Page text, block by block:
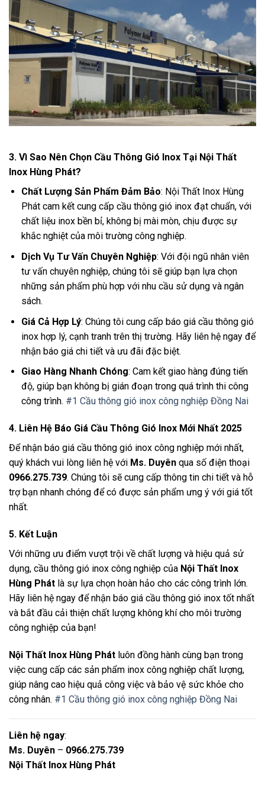
3. Vì Sao Nên Chọn Cầu Thông Gió Inox Tại Nội Thất
Inox Hùng Phát?
Chất Lượng Sản Phẩm Đảm Bảo: Nội Thất Inox Hùng
Phát cam kết cung cấp cầu thông gió inox đạt chuẩn, với
chất liệu inox bền bỉ, không bị mài mòn, chịu được sự
khắc nghiệt của môi trường công nghiệp.
Dịch Vụ Tư Vấn Chuyên Nghiệp: Với đội ngũ nhân viên
tư vấn chuyên nghiệp, chúng tôi sẽ giúp bạn lựa chọn
những sản phẩm phù hợp với nhu cầu sử dụng và ngân
sách.
Giá Cả Hợp Lý: Chúng tôi cung cấp báo giá cầu thông gió
inox hợp lý, cạnh tranh trên thị trường. Hãy liên hệ ngay để
nhận báo giá chi tiết và ưu đãi đặc biệt.
Giao Hàng Nhanh Chóng: Cam kết giao hàng đúng tiến
độ, giúp bạn không bị gián đoạn trong quá trình thi công
công trình. #1 Cầu thông gió inox công nghiệp Đồng Nai
4. Liên Hệ Báo Giá Cầu Thông Gió Inox Mới Nhất 2025
Để nhận báo giá cầu thông gió inox công nghiệp mới nhất,
quý khách vui lòng liên hệ với Ms. Duyên qua số điện thoại
0966.275.739. Chúng tôi sẽ cung cấp thông tin chi tiết và hỗ
trợ bạn nhanh chóng để có được sản phẩm ưng ý với giá tốt
nhất.
5. Kết Luận
Với những ưu điểm vượt trội về chất lượng và hiệu quả sử
dụng, cầu thông gió inox công nghiệp của Nội Thất Inox
Hùng Phát là sự lựa chọn hoàn hảo cho các công trình lớn.
Hãy liên hệ ngay để nhận báo giá cầu thông gió inox tốt nhất
và bắt đầu cải thiện chất lượng không khí cho môi trường
công nghiệp của bạn!
Nội Thất Inox Hùng Phát luôn đồng hành cùng bạn trong
việc cung cấp các sản phẩm inox công nghiệp chất lượng,
giúp nâng cao hiệu quả công việc và bảo vệ sức khỏe cho
công nhân. #1 Cầu thông gió inox công nghiệp Đồng Nai
Liên hệ ngay:
Ms. Duyên – 0966.275.739
Nội Thất Inox Hùng Phát